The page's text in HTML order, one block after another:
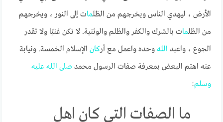
الأرض ، ليهدي الناس ويخرجهم من الظلمات إلى النور ، ويخرجهم
من الظلمات بالشرك والكفر والظلم والوثنية. لا تكن غنيًا ولا تقدر
الجوع ، واعبد الله وحده واعمل مع أركان الإسلام الخمسة. ونيابة
عنه اهتم البعض بمعرفة صفات الرسول محمد صلى الله عليه
وسلم:
ما الصفات التي كان اهل